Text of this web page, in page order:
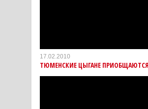
17.02.2010
ТЮМЕНСКИЕ ЦЫГАНЕ